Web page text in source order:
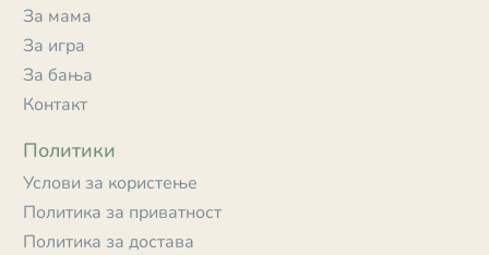
За мама
За игра
За бања
Контакт
Политики
Услови за користење
Политика за приватност
Политика за достава